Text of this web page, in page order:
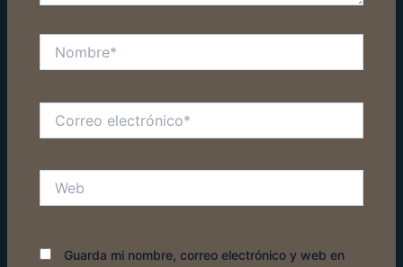
electrónico*
Guarda mi nombre, correo electrónico y web en